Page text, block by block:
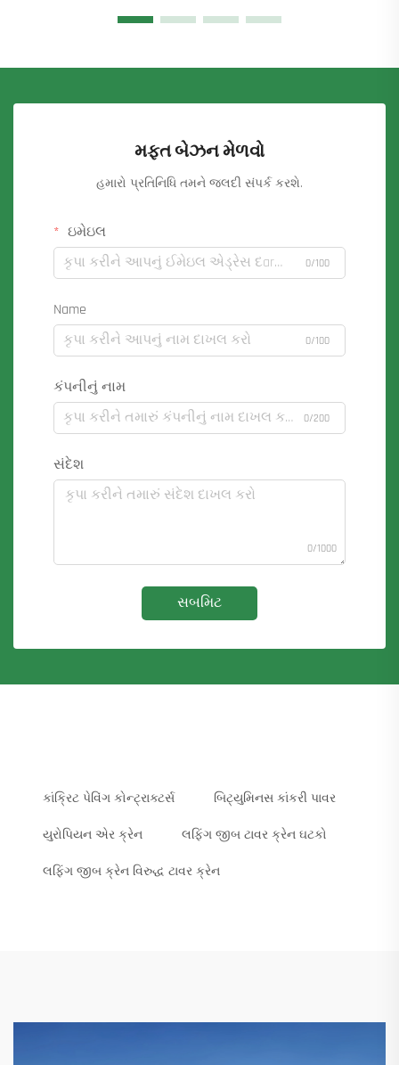
મફત બેઝન મેળવો
હમારો પ્રતિનિધિ તમને જલદી સંપર્ક કરશે.
ઇમેઇલ
0/100
Name
0/100
કંપનીનું નામ
0/200
સંદેશ
0/1000
સબમિટ
કાંક્રિટ પેવિંગ કોન્ટ્રાક્ટર્સ બિટ્યુમિનસ કાંકરી પાવર
યુરોપિયન એર ક્રેન લફિંગ જીબ ટાવર ક્રેન ઘટકો
લફિંગ જીબ ક્રેન વિરુદ્ધ ટાવર ક્રેન